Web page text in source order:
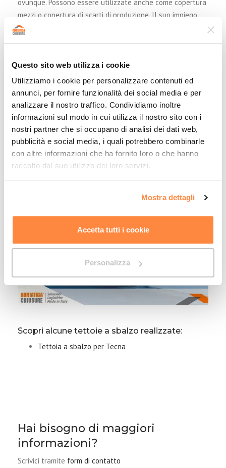
Questo sito web utilizza i cookie
Utilizziamo i cookie per personalizzare contenuti ed
annunci, per fornire funzionalità dei social media e per
analizzare il nostro traffico. Condividiamo inoltre
informazioni sul modo in cui utilizza il nostro sito con i
nostri partner che si occupano di analisi dei dati web,
pubblicità e social media, i quali potrebbero combinarle
con altre informazioni che ha fornito loro o che hanno
raccolto dal suo utilizzo dei loro servizi.
Mostra dettagli
Accetta tutti i cookie
Personalizza
ovunque. Possono essere utilizzate anche come copertura
mezzi o copertura di scarti di produzione. Il suo impiego
sicuramente incide sulla decisione di dove posizionare la
essere un vantaggio burocratico è anche un’ottima
soluzione per chi necessita di coprire aree troppo vicine al
proprio o altrui confine.Latettoia a sbalzoè una delle
tante soluzioni che proponiamo. Unatettoiaseppur
semplice infatti presenta diversi modelli, che trovate sul
sito. Come ad esempio una inferro .
Scopri gli altri modelli ditettoie industrialiche
realizziamo.
Scopri alcune tettoie a sbalzo realizzate:
Tettoia a sbalzo per Tecna
Hai bisogno di maggiori
informazioni?
Scrivici tramite form di contatto